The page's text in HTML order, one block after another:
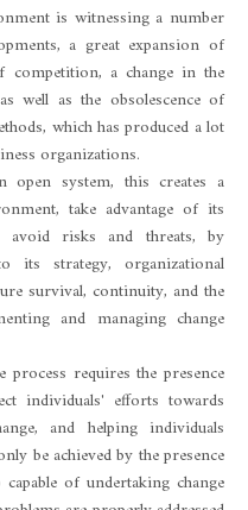
is witnessing a number
a great expansion of
competition, a change in the
well as the obsolescence of
which has produced a lot
organizations.
open system, this creates a
take advantage of its
avoid risks and threats, by
its strategy, organizational
survival, continuity, and the
and managing change
process requires the presence
individuals' efforts towards
and helping individuals
be achieved by the presence
of undertaking change